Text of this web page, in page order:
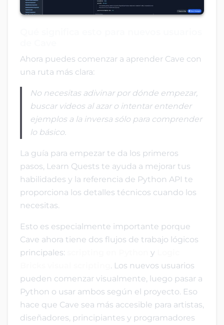
Ahora puedes comenzar a aprender Cave con
una ruta más clara:
No necesitas adivinar por dónde empezar,
buscar videos al azar o intentar entender
ejemplos a la inversa sólo para comprender
lo básico.
La guía para empezar te da los primeros
pasos, Learn Quests te ayuda a mejorar tus
habilidades y la referencia de Python API te
proporciona los detalles técnicos cuando los
necesitas.
Esto es especialmente importante porque
Cave ahora tiene dos flujos de trabajo lógicos
principales:
y
. Los nuevos usuarios
pueden comenzar visualmente, luego pasar a
Python o usar ambos según el proyecto. Eso
hace que Cave sea más accesible para artistas,
diseñadores, principiantes y programadores